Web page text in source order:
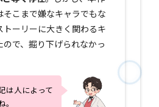
そこまで嫌なキャラでもな
トーリーに大きく関わるキ
ので、掘り下げられなかっ
は人によって